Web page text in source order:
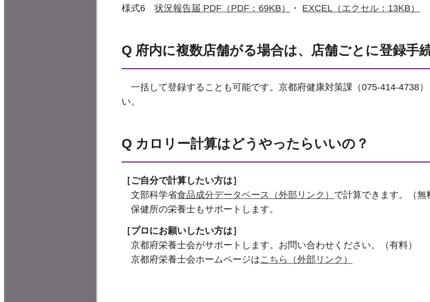
様式6 状況報告届 PDF（PDF：69KB） ・ EXCEL（エクセル：13KB）
Q 府内に複数店舗がる場合は、店舗ごとに登録手
一括して登録することも可能です。京都府健康対策課（075-414-4738）
い。
Q カロリー計算はどうやったらいいの？
［ご自分で計算したい方は］
文部科学省食品成分データベース（外部リンク） で計算できます。（無
保健所の栄養士もサポートします。
［プロにお願いしたい方は］
京都府栄養士会がサポートします。お問い合わせください。（有料）
京都府栄養士会ホームページはこちら（外部リンク）